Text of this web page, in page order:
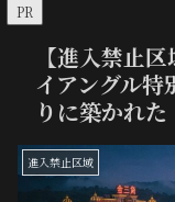
PR
【進入禁止
イアングル
りに築かれた
進入禁止区域